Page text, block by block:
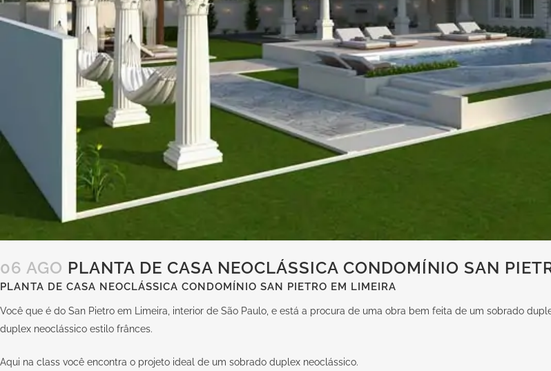
06 AGO PLANTA DE CASA NEOCLÁSSICA CONDOMÍNIO SAN
PLANTA DE CASA NEOCLÁSSICA CONDOMÍNIO SAN PIETRO EM LIMEIRA
Você que é do San Pietro em Limeira, interior de São Paulo, e está a procura de uma obra bem feita de um sobrado
duplex neoclássico estilo frânces.
Aqui na class você encontra o projeto ideal de um sobrado duplex neoclássico.